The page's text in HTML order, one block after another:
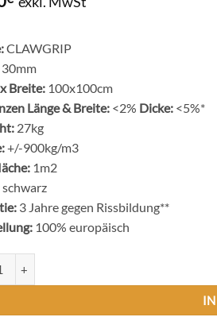
CLAWGRIP
30mm
Breite: 100x100cm
Länge & Breite: <2% Dicke: <5%*
27kg
+/-900kg/m3
1m2
schwarz
3 Jahre gegen Rissbildung**
100% europäisch